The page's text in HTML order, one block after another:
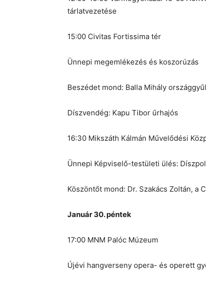
tárlatvezetése
15:00 Civitas Fortissima tér
Ünnepi megemlékezés és koszorúzás
Beszédet mond: Balla Mihály
Díszvendég: Kapu Tibor űrhajós
16:30 Mikszáth Kálmán Művelődési
Ünnepi Képviselő-testületi ülés:
Köszöntőt mond: Dr. Szakács Zoltán, a
Január 30. péntek
17:00 MNM Palóc Múzeum
Újévi hangverseny opera- és operett